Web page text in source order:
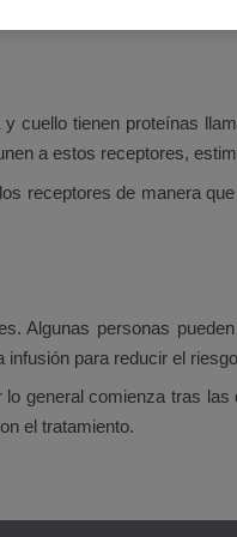
cuello tienen proteínas
a estos receptores,
receptores de manera
Algunas personas
para reducir el
general comienza tras
el tratamiento.